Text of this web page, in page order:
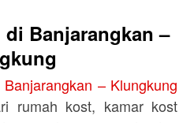
Banjarangkan –
– Klungkung
rumah kost, kamar kost